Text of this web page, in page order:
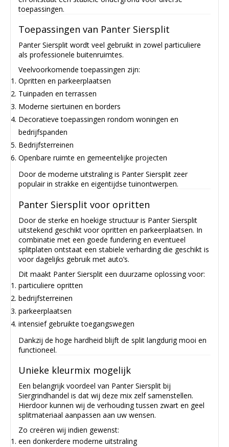
toepassingen.
Toepassingen van Panter Siersplit
Panter Siersplit wordt veel gebruikt in zowel particuliere
als professionele buitenruimtes.
Veelvoorkomende toepassingen zijn:
Opritten en parkeerplaatsen
Tuinpaden en terrassen
Moderne siertuinen en borders
Decoratieve toepassingen rondom woningen en
bedrijfspanden
Bedrijfsterreinen
Openbare ruimte en gemeentelijke projecten
Door de moderne uitstraling is Panter Siersplit zeer
populair in strakke en eigentijdse tuinontwerpen.
Panter Siersplit voor opritten
Door de sterke en hoekige structuur is Panter Siersplit
uitstekend geschikt voor opritten en parkeerplaatsen. In
combinatie met een goede fundering en eventueel
splitplaten ontstaat een stabiele verharding die geschikt is
voor dagelijks gebruik met auto’s.
Dit maakt Panter Siersplit een duurzame oplossing voor:
particuliere opritten
bedrijfsterreinen
parkeerplaatsen
intensief gebruikte toegangswegen
Dankzij de hoge hardheid blijft de split langdurig mooi en
functioneel.
Unieke kleurmix mogelijk
Een belangrijk voordeel van Panter Siersplit bij
Siergrindhandel is dat wij deze mix zelf samenstellen.
Hierdoor kunnen wij de verhouding tussen zwart en geel
splitmateriaal aanpassen aan uw wensen.
Zo creëren wij indien gewenst:
een donkerdere moderne uitstraling